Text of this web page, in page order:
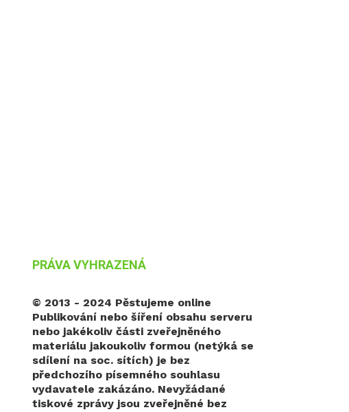
PRÁVA VYHRAZENÁ
© 2013 - 2024 Pěstujeme online
Publikování nebo šíření obsahu serveru
nebo jakékoliv části zveřejněného
materiálu jakoukoliv formou (netýká se
sdílení na soc. sítích) je bez
předchozího písemného souhlasu
vydavatele zakázáno. Nevyžádané
tiskové zprávy jsou zveřejněné bez